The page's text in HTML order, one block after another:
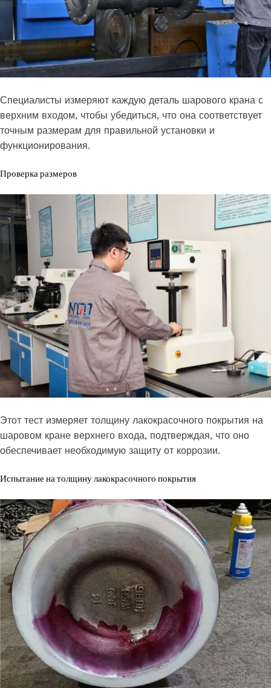
Специалисты измеряют каждую деталь шарового крана с
верхним входом, чтобы убедиться, что она соответствует
точным размерам для правильной установки и
функционирования.
Проверка размеров
Этот тест измеряет толщину лакокрасочного покрытия на
шаровом кране верхнего входа, подтверждая, что оно
обеспечивает необходимую защиту от коррозии.
Испытание на толщину лакокрасочного покрытия